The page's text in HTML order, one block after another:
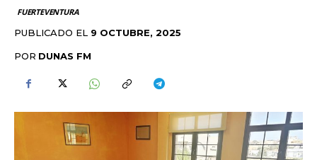
FUERTEVENTURA
PUBLICADO EL 9 OCTUBRE, 2025
POR DUNAS FM